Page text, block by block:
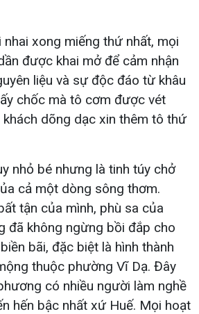
xong miếng thứ nhất, mọi
được khai mở để cảm nhận
liệu và sự độc đáo từ khâu
chốc mà tô cơm được vét
dõng dạc xin thêm tô thứ
nhỏ bé nhưng là tinh túy chở
cả một dòng sông thơm.
tận của mình, phù sa của
đã không ngừng bồi đắp cho
bãi, đặc biệt là hình thành
thuộc phường Vĩ Dạ. Đây
có nhiều người làm nghề
hến bậc nhất xứ Huế. Mọi hoạt